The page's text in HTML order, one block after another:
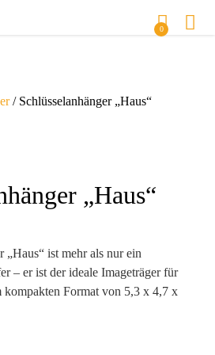
0
/ Schlüsselanhänger „Haus“
„Haus“
„Haus“ ist mehr als nur ein
– er ist der ideale Imageträger für
Format von 5,3 x 4,7 x
von nur 27 g ergänzt dieser